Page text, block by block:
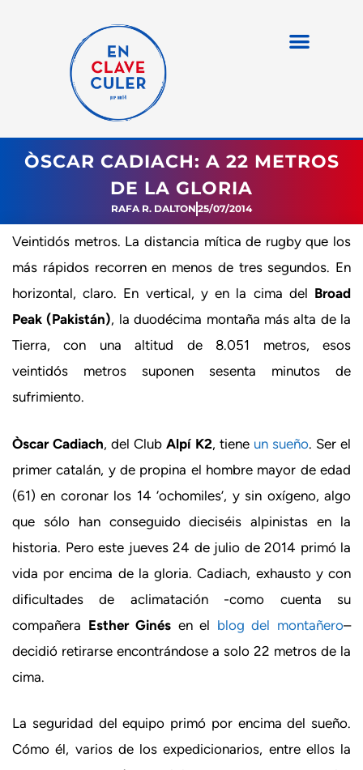
ÒSCAR CADIACH: A 22 METROS
DE LA GLORIA
RAFA R. DALTON 25/07/2014
Veintidós metros. La distancia mítica de rugby que los
más rápidos recorren en menos de tres segundos. En
horizontal, claro. En vertical, y en la cima del Broad
Peak (Pakistán), la duodécima montaña más alta de la
Tierra, con una altitud de 8.051 metros, esos
veintidós metros suponen sesenta minutos de
sufrimiento.
Òscar Cadiach, del ClubAlpí K2, tiene un sueño. Ser el
primer catalán, y de propina el hombre mayor de edad
(61) en coronar los 14 ‘ochomiles’, y sin oxígeno, algo
que sólo han conseguido dieciséis alpinistas en la
historia. Pero este jueves 24 de julio de 2014 primó la
vida por encima de la gloria. Cadiach, exhausto y con
dificultades de aclimatación -como cuenta su
compañera Esther Ginés en el blog del montañero–
decidió retirarse encontrándose a solo 22 metros de la
cima.
La seguridad del equipo primó por encima del sueño.
Cómo él, varios de los expedicionarios, entre ellos la